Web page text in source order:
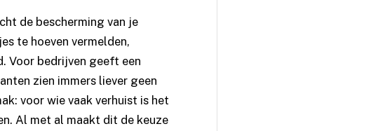
de bescherming van je
te hoeven vermelden,
Voor bedrijven geeft een
zien immers liever geen
voor wie vaak verhuist is het
Al met al maakt dit de keuze